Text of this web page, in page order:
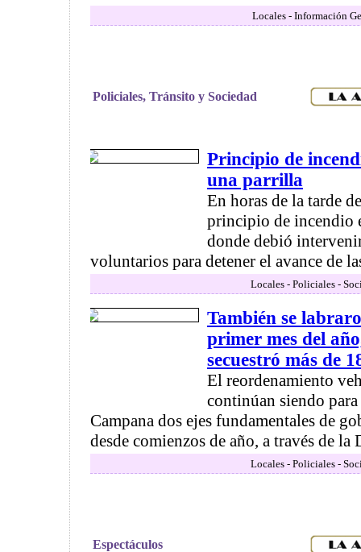
Locales - Información
Policiales, Tránsito y Sociedad
Principio de
una parrilla
En horas de la tarde
principio de incendio
donde debió
voluntarios para detener el avance de
Locales - Policiales -
También se
primer mes del
secuestró más de
El reordenamiento
continúan siendo
Campana dos ejes fundamentales de
desde comienzos de año, a través de la
Locales - Policiales -
Espectáculos